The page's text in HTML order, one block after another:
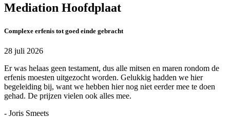
Mediation Hoofdplaat
Complexe erfenis tot goed einde gebracht
28 juli 2026
Er was helaas geen testament, dus alle mitsen en maren rondom de
erfenis moesten uitgezocht worden. Gelukkig hadden we hier
begeleiding bij, want we hebben hier nog niet eerder mee te doen
gehad. De prijzen vielen ook alles mee.
- Joris Smeets